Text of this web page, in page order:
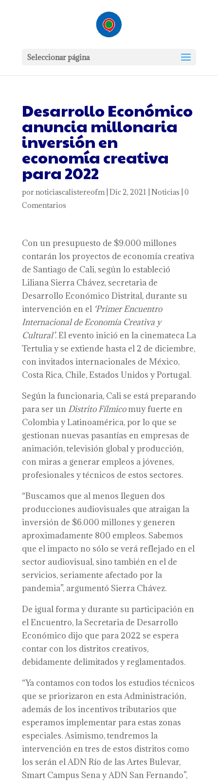
Seleccionar página
Desarrollo Económico
anuncia millonaria
inversión en
economía creativa
para 2022
por noticiascalistereofm| Dic 2, 2021 Noticias 0
Comentarios
Con un presupuesto de $9.000 millones
contarán los proyectos de economía creativa
de Santiago de Cali, según lo estableció
Liliana Sierra Chávez, secretaria de
Desarrollo Económico Distrital, durante su
intervención en el ‘Primer Encuentro
Internacional de Economía Creativa y
Cultural’. El evento inició en la cinemateca La
Tertulia y se extiende hasta el 2 de diciembre,
con invitados internacionales de México,
Costa Rica, Chile, Estados Unidos y Portugal.
Según la funcionaria, Cali se está preparando
para ser un Distrito Fílmicomuy fuerte en
Colombia y Latinoamérica, por lo que se
gestionan nuevas pasantías en empresas de
animación, televisión global y producción,
con miras a generar empleos a jóvenes,
profesionales y técnicos de estos sectores.
“Buscamos que al menos lleguen dos
producciones audiovisuales que atraigan la
inversión de $6.000 millones y generen
aproximadamente 800 empleos. Sabemos
que el impacto no sólo se verá reflejado en el
sector audiovisual, sino también en el de
servicios, seriamente afectado por la
pandemia”, argumentó Sierra Chávez.
De igual forma y durante su participación en
el Encuentro, la Secretaria de Desarrollo
Económico dijo que para 2022 se espera
contar con los distritos creativos,
debidamente delimitados y reglamentados.
“Ya contamos con todos los estudios técnicos
que se priorizaron en esta Administración,
además de los incentivos tributarios que
esperamos implementar para estas zonas
especiales. Asimismo, tendremos la
intervención en tres de estos distritos como
los serán el ADN Río de las Artes Bulevar,
Smart Campus Sena y ADN San Fernando”,